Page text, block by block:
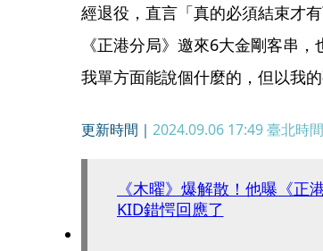
經退役，直言「真的必須結束才
《正港分局》邀來6大金剛客串
我單方面能說個什麼的，但以我
更新時間｜ 2024.09.06 17:49臺北時間
《木曜》爆解散！他曝《正
KID錯愕回應了